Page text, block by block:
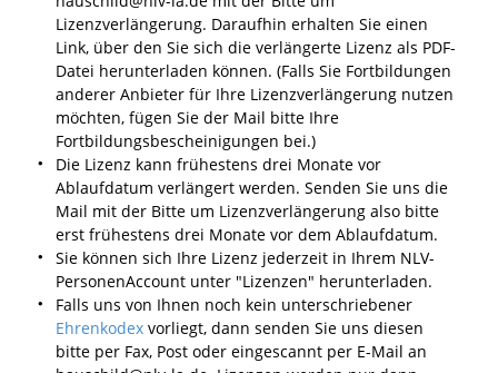
Lizenzverlängerung. Daraufhin erhalten Sie einen
Link, über den Sie sich die verlängerte Lizenz als PDF-
Datei herunterladen können. (Falls Sie Fortbildungen
anderer Anbieter für Ihre Lizenzverlängerung nutzen
möchten, fügen Sie der Mail bitte Ihre
Fortbildungsbescheinigungen bei.)
Die Lizenz kann frühestens drei Monate vor
Ablaufdatum verlängert werden. Senden Sie uns die
Mail mit der Bitte um Lizenzverlängerung also bitte
erst frühestens drei Monate vor dem Ablaufdatum.
Sie können sich Ihre Lizenz jederzeit in Ihrem NLV-
PersonenAccount unter "Lizenzen" herunterladen.
Falls uns von Ihnen noch kein unterschriebener
Ehrenkodex vorliegt, dann senden Sie uns diesen
bitte per Fax, Post oder eingescannt per E-Mail an